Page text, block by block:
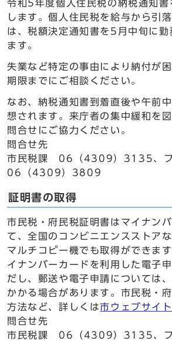
令和5年度個人住民税の納税通知
します。個人住民税を給与から引
は、税額決定通知書を5月中旬に勤
ます。
失業など特定の事由により納付が
期限までにご相談ください。
なお、納税通知書到着直後や午前
想されます。来庁者の集中緩和を
問合せにご協力ください。
問合せ先
市民税課 06（4309）3135、
06（4309）3809
証明書の取得
市民税・府民税証明書はマイナン
て、全国のコンビニエンスストア
マルチコピー機でも取得ができま
イナンバーカードを利用した電子
だし、郵送や電子申請については
かかる場合があります。市民税・
方法など、詳しくは市ウェブサイト
問合せ先
市民税課 06（4309）3135、